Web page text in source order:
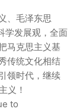
、毛泽东思
学发展观，全面
马克思主义基
传统文化相结
领时代，继续
义！
to